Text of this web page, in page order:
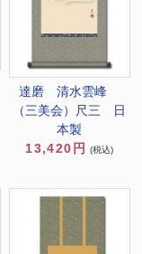
達磨 清水雲峰
（三美会）尺三 日
本製
13,420円
(税込)